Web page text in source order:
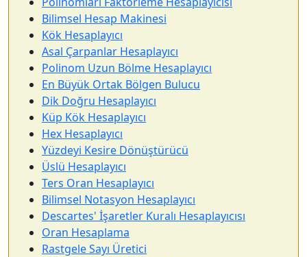
Bilimsel Hesap Makinesi
Kök Hesaplayıcı
Asal Çarpanlar Hesaplayıcı
Polinom Uzun Bölme Hesaplayıcı
En Büyük Ortak Bölgen Bulucu
Dik Doğru Hesaplayıcı
Küp Kök Hesaplayıcı
Hex Hesaplayıcı
Yüzdeyi Kesire Dönüştürücü
Üslü Hesaplayıcı
Ters Oran Hesaplayıcı
Bilimsel Notasyon Hesaplayıcı
Descartes' İşaretler Kuralı Hesaplayıcısı
Oran Hesaplama
Rastgele Sayı Üretici